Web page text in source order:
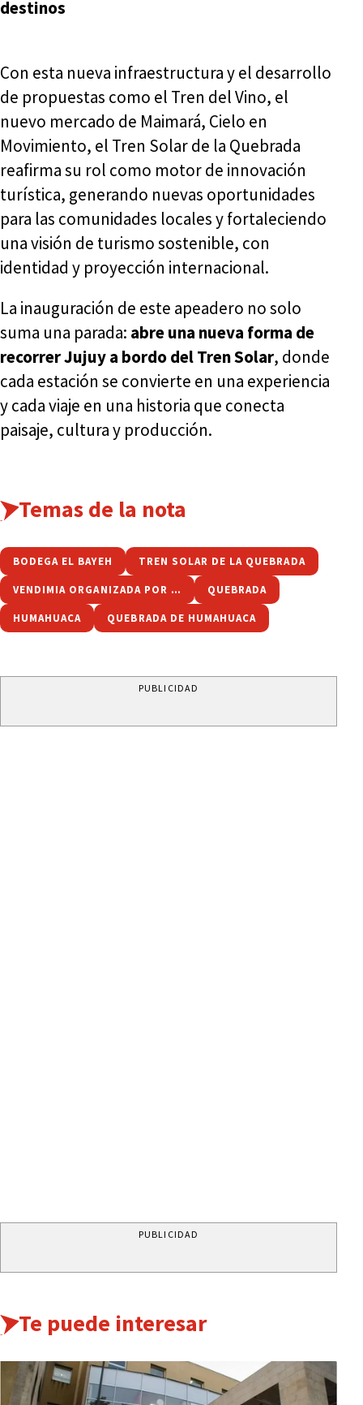
destinos
Con esta nueva infraestructura y el desarrollo
de propuestas como el Tren del Vino, el
nuevo mercado de Maimará, Cielo en
Movimiento, el Tren Solar de la Quebrada
reafirma su rol como motor de innovación
turística, generando nuevas oportunidades
para las comunidades locales y fortaleciendo
una visión de turismo sostenible, con
identidad y proyección internacional.
La inauguración de este apeadero no solo
suma una parada: abre una nueva forma de
recorrer Jujuy a bordo del Tren Solar, donde
cada estación se convierte en una experiencia
y cada viaje en una historia que conecta
paisaje, cultura y producción.
Temas de la nota
BODEGA EL BAYEH TREN SOLAR DE LA QUEBRADA
VENDIMIA ORGANIZADA POR LA BODEGA QUEBRADA
HUMAHUACA QUEBRADA DE HUMAHUACA
PUBLICIDAD
PUBLICIDAD
Te puede interesar